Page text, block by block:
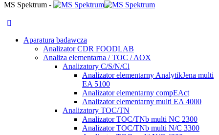
MS Spektrum -
Aparatura badawcza
Analizator CDR FOODLAB
Analiza elementarna / TOC / AOX
Analizatory C/S/N/Cl
Analizator elementarny AnalytikJena multi
EA 5100
Analizator elementarny compEAct
Analizator elementarny multi EA 4000
Analizatory TOC/TN
Analizator TOC/TNb multi NC 2300
Analizator TOC/TNb multi N/C 3300